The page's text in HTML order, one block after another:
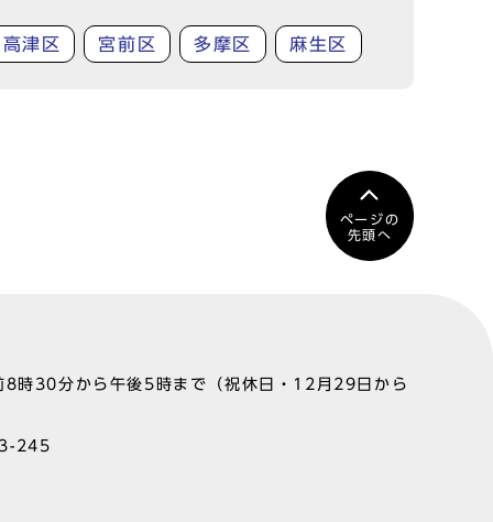
高津区 宮前区 多摩区 麻生区
ページの
先頭へ
8時30分から午後5時まで（祝休日・12月29日から
245